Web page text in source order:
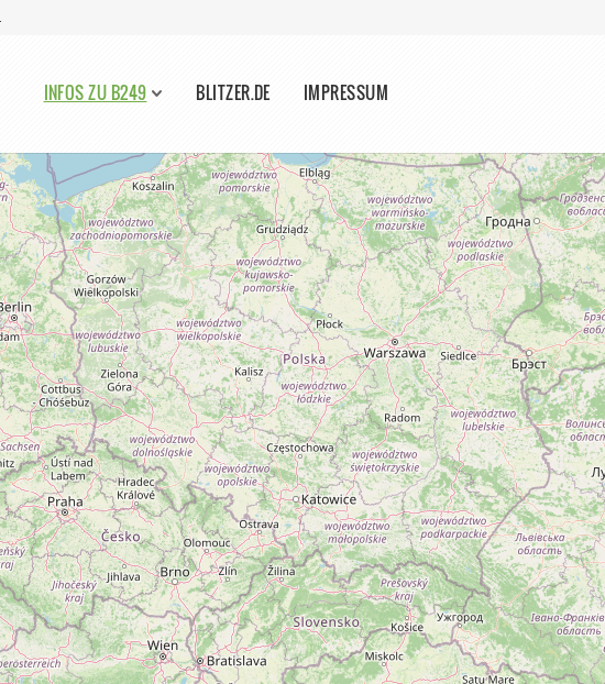
Bitte auswählen
INFOS ZU B249 BLITZER.DE IMPRESSUM